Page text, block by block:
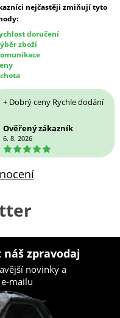
nejčastěji zmiňují tyto
doručení
zboží
+ Dobrý ceny Rychle dodání
Ověřený zákazník
6. 8. 2026
5
zpravodaj
novinky a
mailu